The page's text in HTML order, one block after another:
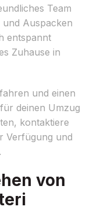
Team
Auspacken
entspannt
Zuhause in
und einen
deinen Umzug
kontaktiere
Verfügung und
von